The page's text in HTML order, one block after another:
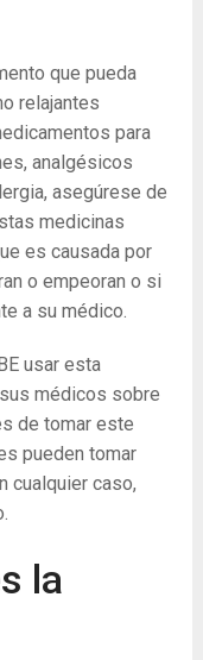
que pueda
relajantes
para
analgésicos
asegúrese de
medicinas
es causada por
o empeoran o si
a su médico.
usar esta
médicos sobre
de tomar este
pueden tomar
cualquier caso,
la